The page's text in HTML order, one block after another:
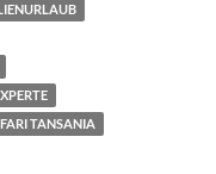
TANSANIA